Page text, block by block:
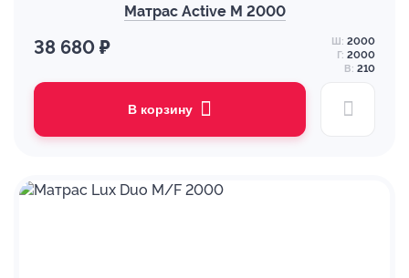
Матрас Active M 2000
38 680 ₽ Ш: 2000
Г: 2000
В: 210
В корзину